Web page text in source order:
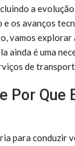
a
os avanços
vamos explorar
ainda é uma
de
Por Que
para conduzir